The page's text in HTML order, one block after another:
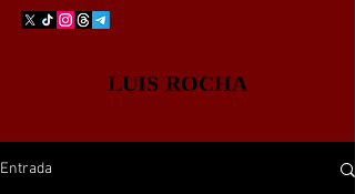
LUIS ROCHA
Entrada